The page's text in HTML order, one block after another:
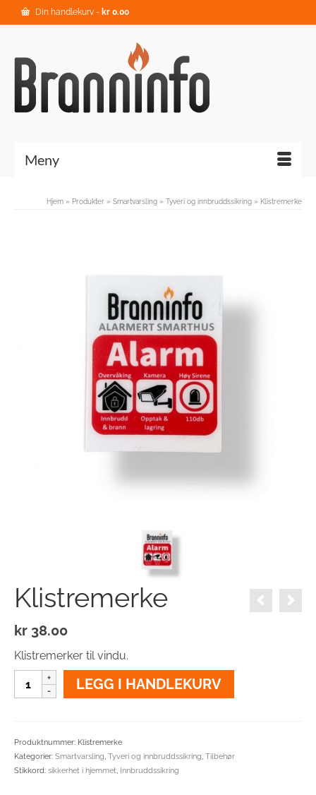
Din handlekurv - kr 0.00
Meny
Hjem » Produkter » Smartvarsling » Tyveri og innbruddssikring » Klistremerke
Klistremerke
kr 38.00
Klistremerker til vindu.
Klistremerke
antall
LEGG I HANDLEKURV
Produktnummer: Klistremerke
Kategorier: Smartvarsling, Tyveri og innbruddssikring, Tilbehør
Stikkord: sikkerhet i hjemmet, Innbruddssikring